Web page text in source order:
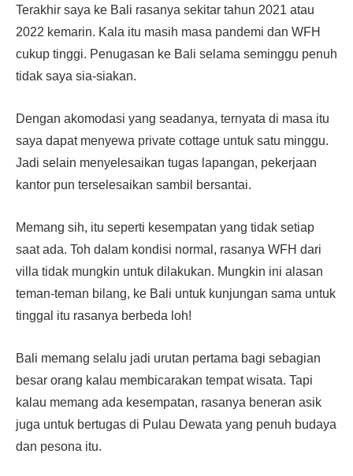
Terakhir saya ke Bali rasanya sekitar tahun 2021 atau
2022 kemarin. Kala itu masih masa pandemi dan WFH
cukup tinggi. Penugasan ke Bali selama seminggu penuh
tidak saya sia-siakan.
Dengan akomodasi yang seadanya, ternyata di masa itu
saya dapat menyewa private cottage untuk satu minggu.
Jadi selain menyelesaikan tugas lapangan, pekerjaan
kantor pun terselesaikan sambil bersantai.
Memang sih, itu seperti kesempatan yang tidak setiap
saat ada. Toh dalam kondisi normal, rasanya WFH dari
villa tidak mungkin untuk dilakukan. Mungkin ini alasan
teman-teman bilang, ke Bali untuk kunjungan sama untuk
tinggal itu rasanya berbeda loh!
Bali memang selalu jadi urutan pertama bagi sebagian
besar orang kalau membicarakan tempat wisata. Tapi
kalau memang ada kesempatan, rasanya beneran asik
juga untuk bertugas di Pulau Dewata yang penuh budaya
dan pesona itu.